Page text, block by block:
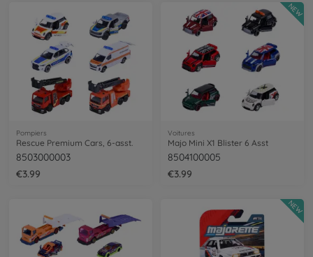
Pompiers
Rescue Premium Cars, 6-asst.
8503000003
€3.99
Voitures
Majo Mini X1 Blister 6 Asst
8504100005
€3.99
NEW
NEW